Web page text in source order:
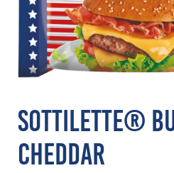
SOTTILETTE®
CHEDDAR